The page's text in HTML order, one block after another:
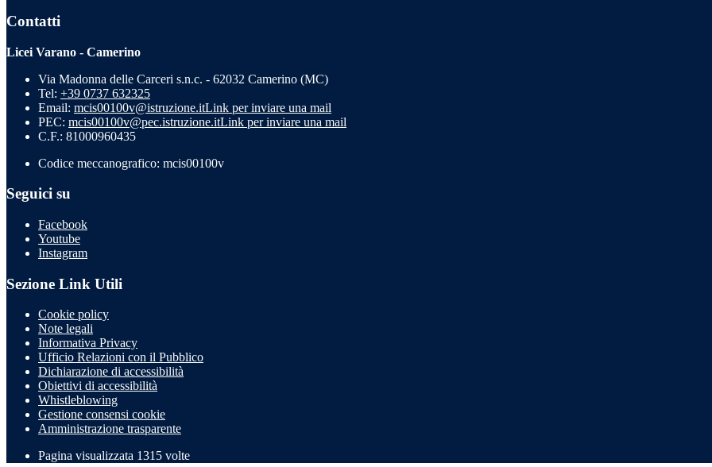
Contatti
Licei Varano - Camerino
Via Madonna delle Carceri s.n.c. - 62032 Camerino (MC)
Tel: +39 0737 632325
Email: mcis00100v@istruzione.itLink per inviare una mail
PEC: mcis00100v@pec.istruzione.itLink per inviare una mail
C.F.: 81000960435
Codice meccanografico: mcis00100v
Seguici su
Facebook
Youtube
Instagram
Sezione Link Utili
Cookie policy
Note legali
Informativa Privacy
Ufficio Relazioni con il Pubblico
Dichiarazione di accessibilità
Obiettivi di accessibilità
Whistleblowing
Gestione consensi cookie
Amministrazione trasparente
Pagina visualizzata 1315 volte